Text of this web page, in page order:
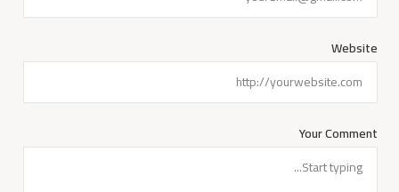
Your Comment
Website